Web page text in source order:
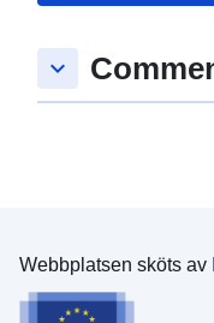
Rumslig resurs:
keyboard_arrow_down
Webbplatsen sköts av